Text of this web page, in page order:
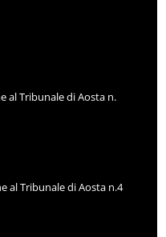
al Tribunale di Aosta n.
al Tribunale di Aosta n.4